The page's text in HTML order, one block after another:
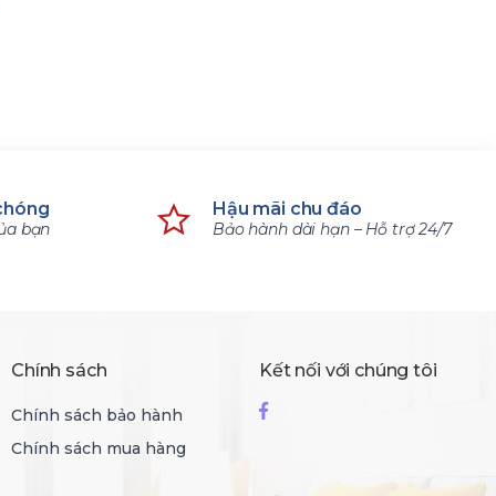
bạn
Hậu mãi chu đáo
Bảo hành dài hạn – Hỗ trợ 24/7
Chính sách
Chính sách bảo hành
Chính sách mua hàng
Kết nối với chúng tôi